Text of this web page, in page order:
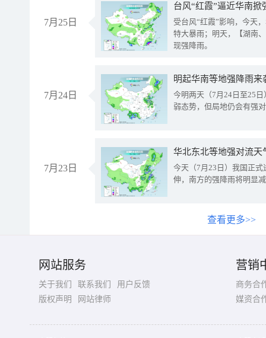
7月25日
台风“红霞”逼近华南
受台风“红霞”影响，今天
特大暴雨；明天，【湖南
现强降雨。
7月24日
明起华南等地强降雨
今明两天（7月24日至25
弱态势，但局地仍会有强
7月23日
华北东北等地强对流天
今天（7月23日）我国正
伸，南方的强降雨将明显
查看更多>>
网站服务
关于我们 联系我们
用户反馈
版权声明
网站律师
营销
商务合
媒资合